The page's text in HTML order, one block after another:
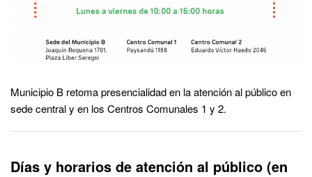
Municipio B retoma presencialidad en la atención al público en
sede central y en los Centros Comunales 1 y 2.
Días y horarios de atención al público (en